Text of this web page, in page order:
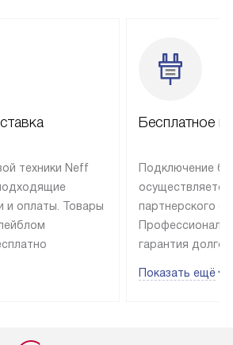
техники Neff
и оплаты. Товары
доставка
Если
Бесплатное
Подключение
партнерского
гарантия
и Санкт-
Показать ещё